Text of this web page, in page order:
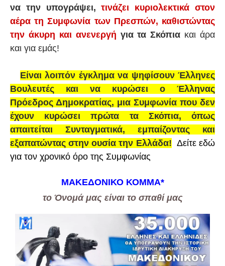
να την υπογράψει,τινάζει κυριολεκτικά στον
αέρα τη Συμφωνία των Πρεσπών, καθιστώντας
την άκυρη και ανενεργή για τα Σκόπια και άρα
και για εμάς!
Είναι λοιπόν έγκλημα να ψηφίσουν Έλληνες
Βουλευτές και να κυρώσει ο Έλληνας
Πρόεδρος Δημοκρατίας, μια Συμφωνία που δεν
έχουν κυρώσει πρώτα τα Σκόπια, όπως
απαιτείται Συνταγματικά, εμπαίζοντας και
εξαπατώντας στην ουσία την Ελλάδα! Δείτε εδώ
για τον χρονικό όρο της Συμφωνίας
ΜΑΚΕΔΟΝΙΚΟ ΚΟΜΜΑ*
το Όνομά μας είναι το σπαθί μας